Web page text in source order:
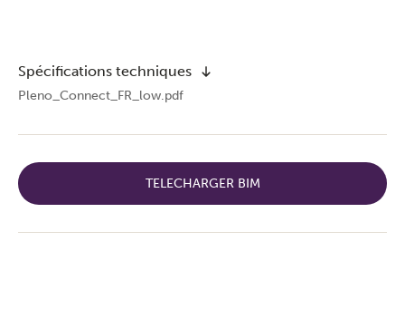
Spécifications techniques
Pleno_Connect_FR_low.pdf
TELECHARGER BIM